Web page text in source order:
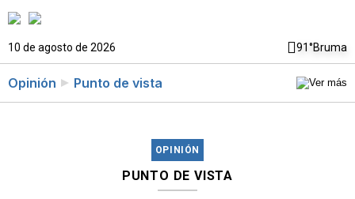
10 de agosto de 2026 91°Bruma
Opinión Punto de vista
OPINIÓN
PUNTO DE VISTA